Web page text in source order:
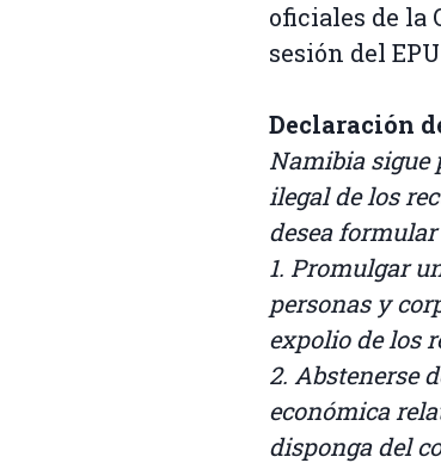
oficiales de la
sesión del
Declaración
Namibia sigue
ilegal de los
desea
1. Promulgar
personas y
expolio de los
2. Abstenerse
económica
disponga del